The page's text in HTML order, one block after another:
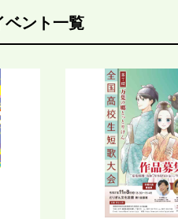
ベント一覧